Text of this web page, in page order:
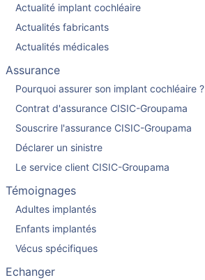
Actualité implant cochléaire
Actualités fabricants
Actualités médicales
Assurance
Pourquoi assurer son implant cochléaire ?
Contrat d'assurance CISIC-Groupama
Souscrire l'assurance CISIC-Groupama
Déclarer un sinistre
Le service client CISIC-Groupama
Témoignages
Adultes implantés
Enfants implantés
Vécus spécifiques
Echanger